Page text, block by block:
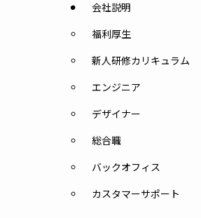
会社説明
福利厚生
新人研修カリキュラム
エンジニア
デザイナー
総合職
バックオフィス
カスタマーサポート